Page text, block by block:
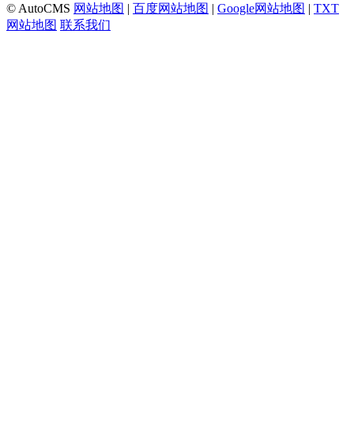
© AutoCMS 网站地图 | 百度网站地图 | Google网站地图 | TXT
网站地图 联系我们